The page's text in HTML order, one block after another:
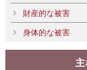
財産的な被害
身体的な被害